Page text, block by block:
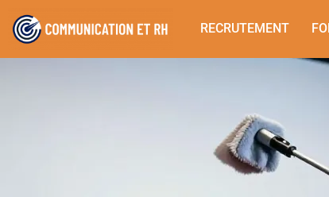
RECRUTEMENT